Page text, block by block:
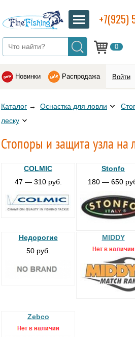
0
+7(925)
Новинки Распродажа Войти
Каталог → Оснастка для ловли
леску
Стопоры и защита узла на
COLMIC
47 — 310 руб.
Stonfo
180 — 650
Недорогие
50 руб.
MIDDY
Zebco